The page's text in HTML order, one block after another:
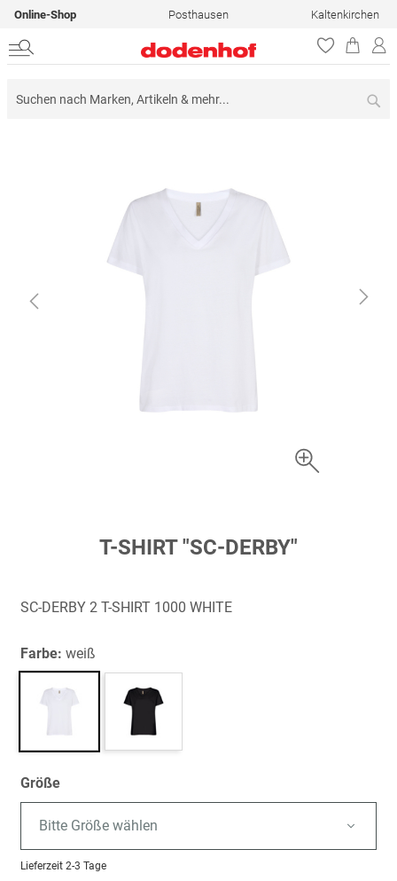
Online-Shop Posthausen Kaltenkirchen
springen
T-SHIRT "SC-DERBY"
SC-DERBY 2 T-SHIRT 1000 WHITE
Farbe: weiß
Größe
Bitte Größe wählen
Lieferzeit 2-3 Tage